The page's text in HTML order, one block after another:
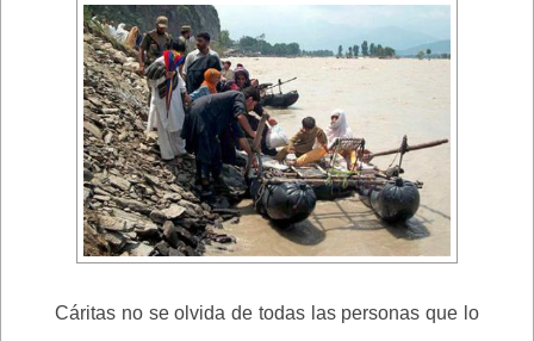
Cáritas no se olvida de todas las personas que lo